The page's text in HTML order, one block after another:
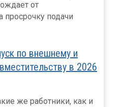
от
просрочку подачи
по внешнему и
в 2026
же работники, как и